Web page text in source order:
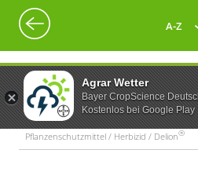
Agrar Wetter
Bayer CropScience
Kostenlos bei Google Play
A-Z
Pflanzenschutzmittel / Herbizid / Delion®